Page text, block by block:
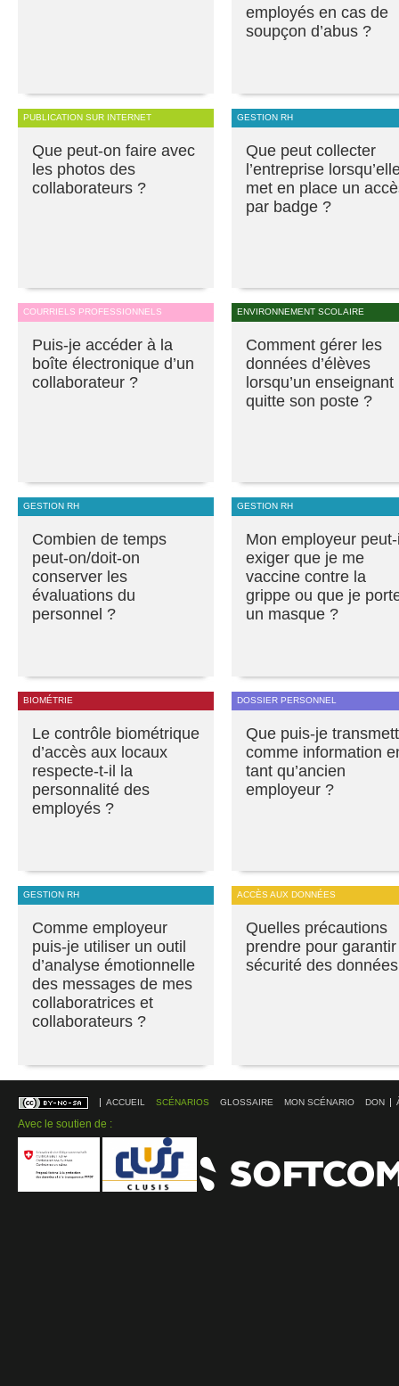
employés en cas de
soupçon d’abus ?
PUBLICATION SUR INTERNET
Que peut-on faire avec
les photos des
collaborateurs ?
GESTION RH
Que peut collecter
l’entreprise
met en place un
par badge ?
COURRIELS PROFESSIONNELS
Puis-je accéder à la
boîte électronique d’un
collaborateur ?
ENVIRONNEMENT SCOLAIRE
Comment gérer les
données d’élèves
lorsqu’un enseignant
quitte son poste ?
GESTION RH
Combien de temps
peut-on/doit-on
conserver les
évaluations du
personnel ?
GESTION RH
Mon employeur
exiger que je me
vaccine contre la
grippe ou que je
un masque ?
BIOMÉTRIE
Le contrôle biométrique
d’accès aux locaux
respecte-t-il la
personnalité des
employés ?
DOSSIER PERSONNEL
Que puis-je
comme information
tant qu’ancien
employeur ?
GESTION RH
Comme employeur
puis-je utiliser un outil
d’analyse émotionnelle
des messages de mes
collaboratrices et
collaborateurs ?
ACCÈS AUX DONNÉES
Quelles précautions
prendre pour
sécurité des
ACCUEIL SCÉNARIOS GLOSSAIRE MON SCÉNARIO DON
Avec le soutien de :